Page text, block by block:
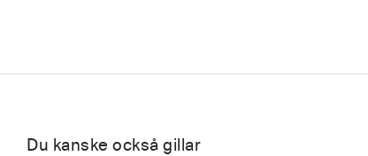
Du kanske också gillar